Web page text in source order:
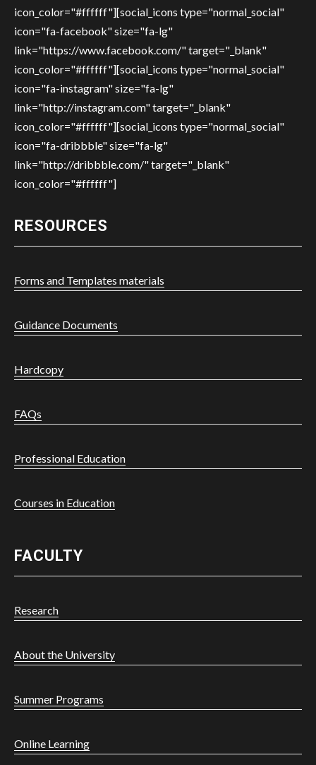
icon_color="#ffffff"][social_icons type="normal_social"
icon="fa-facebook" size="fa-lg"
link="https://www.facebook.com/" target="_blank"
icon_color="#ffffff"][social_icons type="normal_social"
icon="fa-instagram" size="fa-lg"
link="http://instagram.com" target="_blank"
icon_color="#ffffff"][social_icons type="normal_social"
icon="fa-dribbble" size="fa-lg"
link="http://dribbble.com/" target="_blank"
icon_color="#ffffff"]
RESOURCES
Forms and Templates materials
Guidance Documents
Hardcopy
FAQs
Professional Education
Courses in Education
FACULTY
Research
About the University
Summer Programs
Online Learning